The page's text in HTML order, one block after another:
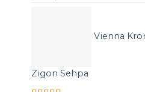
oy aldı
Vienna
Zigon Sehpa